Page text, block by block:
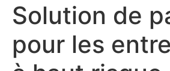
Solution de
pour les